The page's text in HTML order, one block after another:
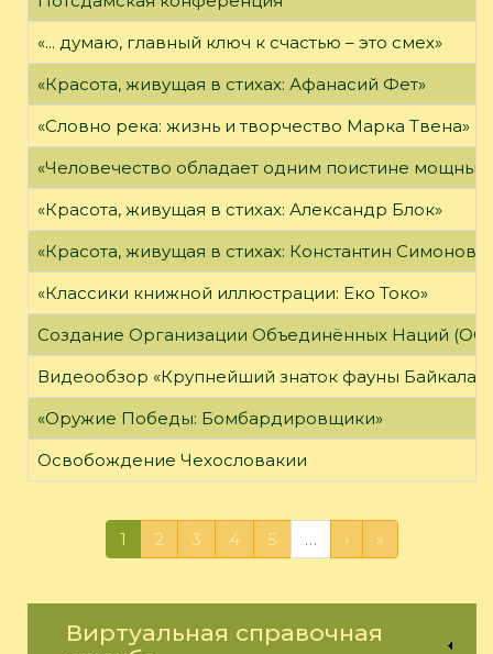
«... думаю, главный ключ к счастью – это смех»
«Красота, живущая в стихах: Афанасий Фет»
«Словно река: жизнь и творчество Марка Твена»
«Человечество обладает одним поистине
«Красота, живущая в стихах: Александр Блок»
«Красота, живущая в стихах: Константин Симонов»
«Классики книжной иллюстрации: Еко Токо»
Создание Организации Объединённых Наций
Видеообзор «Крупнейший знаток фауны Байкала»
«Оружие Победы: Бомбардировщики»
Освобождение Чехословакии
1 2 3 4 5 … › »
Виртуальная справочная